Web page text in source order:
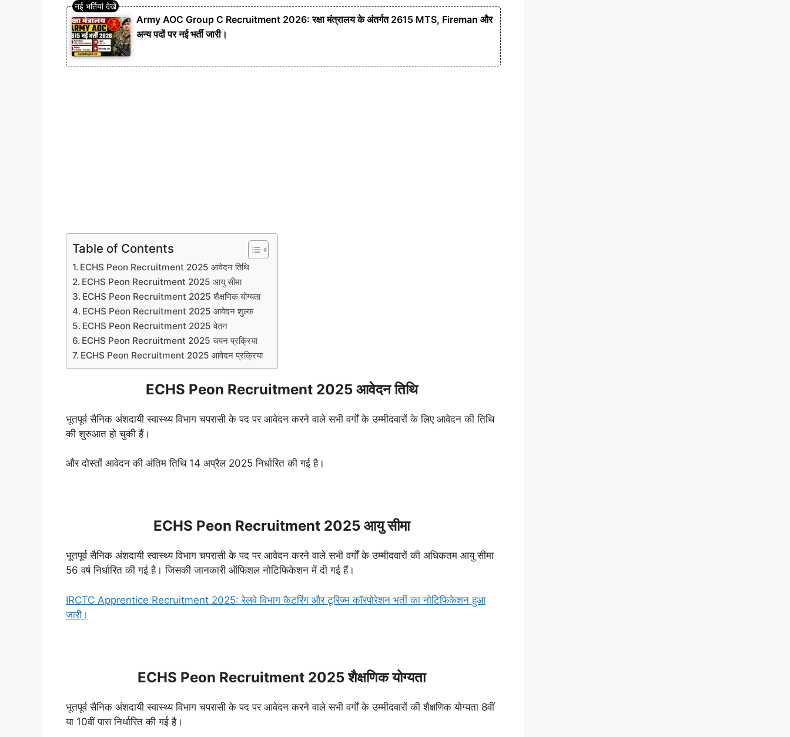
Army AOC Group C Recruitment 2026: रक्षा मंत्रालय के अंतर्गत 2615 MTS, Fireman और
अन्य पदों पर नई भर्ती जारी।
Table of Contents
ECHS Peon Recruitment 2025 आवेदन तिथि
ECHS Peon Recruitment 2025 आयु सीमा
ECHS Peon Recruitment 2025 शैक्षणिक योग्यता
ECHS Peon Recruitment 2025 आवेदन शुल्क
ECHS Peon Recruitment 2025 वेतन
ECHS Peon Recruitment 2025 चयन प्रक्रिया
ECHS Peon Recruitment 2025 आवेदन प्रक्रिया
ECHS Peon Recruitment 2025 आवेदन तिथि
भूतपूर्व सैनिक अंशदायी स्वास्थ्य विभाग चपरासी के पद पर आवेदन करने वाले सभी वर्गों के उम्मीदवारों के लिए आवेदन की तिथि
की शुरुआत हो चुकी हैं।
और दोस्तों आवेदन की अंतिम तिथि 14 अप्रैल 2025 निर्धारित की गई है।
ECHS Peon Recruitment 2025 आयु सीमा
भूतपूर्व सैनिक अंशदायी स्वास्थ्य विभाग चपरासी के पद पर आवेदन करने वाले सभी वर्गों के उम्मीदवारों की अधिकतम आयु सीमा
56 वर्ष निर्धारित की गई है। जिसकी जानकारी ऑफिशल नोटिफिकेशन में दी गई हैं।
IRCTC Apprentice Recruitment 2025: रेलवे विभाग कैटरिंग और टूरिज्म कॉरपोरेशन भर्ती का नोटिफिकेशन हुआ
जारी।
ECHS Peon Recruitment 2025 शैक्षणिक योग्यता
भूतपूर्व सैनिक अंशदायी स्वास्थ्य विभाग चपरासी के पद पर आवेदन करने वाले सभी वर्गों के उम्मीदवारों की शैक्षणिक योग्यता 8वीं
या 10वीं पास निर्धारित की गई है।